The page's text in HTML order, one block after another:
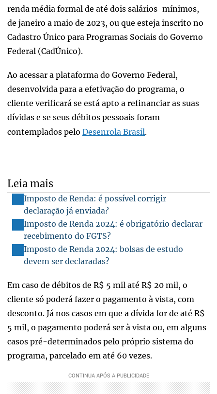
renda média formal de até dois salários-mínimos,
de janeiro a maio de 2023, ou que esteja inscrito no
Cadastro Único para Programas Sociais do Governo
Federal (CadÚnico).
Ao acessar a plataforma do Governo Federal,
desenvolvida para a efetivação do programa, o
cliente verificará se está apto a refinanciar as suas
dívidas e se seus débitos pessoais foram
contemplados pelo Desenrola Brasil.
Leia mais
Imposto de Renda: é possível corrigir
declaração já enviada?
Imposto de Renda 2024: é obrigatório declarar
recebimento do FGTS?
Imposto de Renda 2024: bolsas de estudo
devem ser declaradas?
Em caso de débitos de R$ 5 mil até R$ 20 mil, o
cliente só poderá fazer o pagamento à vista, com
desconto. Já nos casos em que a dívida for de até R$
5 mil, o pagamento poderá ser à vista ou, em alguns
casos pré-determinados pelo próprio sistema do
programa, parcelado em até 60 vezes.